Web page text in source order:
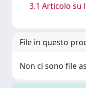
3.1 Articolo su
File in questo
Non ci sono file